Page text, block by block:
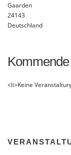
Gaarden
24143
Deutschland
<li>Keine